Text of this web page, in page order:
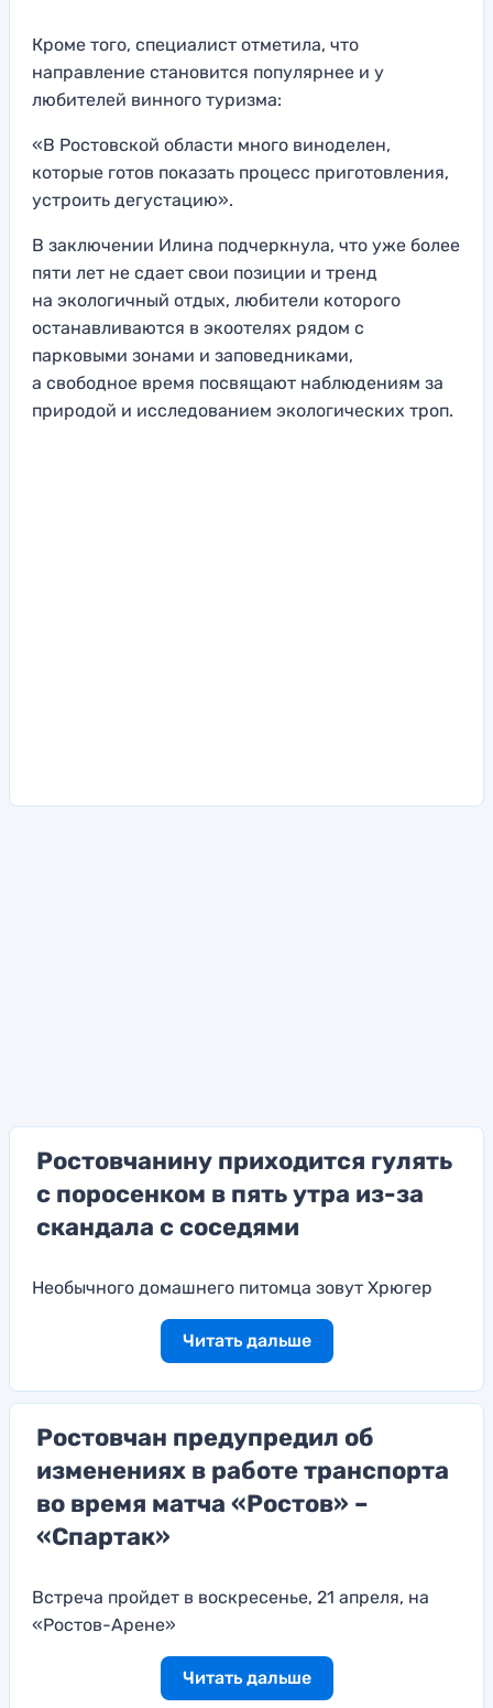
Кроме того, специалист отметила, что
направление становится популярнее и у
любителей винного туризма:
«В Ростовской области много виноделен,
которые готов показать процесс приготовления,
устроить дегустацию».
В заключении Илина подчеркнула, что уже более
пяти лет не сдает свои позиции и тренд
на экологичный отдых, любители которого
останавливаются в экоотелях рядом с
парковыми зонами и заповедниками,
а свободное время посвящают наблюдениям за
природой и исследованием экологических троп.
Ростовчанину приходится гулять
с поросенком в пять утра из-за
скандала с соседями
Необычного домашнего питомца зовут Хрюгер
Читать дальше
Ростовчан предупредил об
изменениях в работе транспорта
во время матча «Ростов» –
«Спартак»
Встреча пройдет в воскресенье, 21 апреля, на
«Ростов-Арене»
Читать дальше